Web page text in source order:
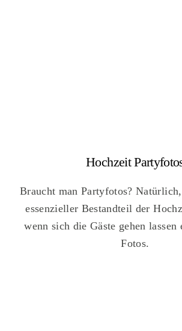
Hochzeit
Braucht man Partyfotos?
essenzieller Bestandteil der
wenn sich die Gäste gehen lassen
Fotos.